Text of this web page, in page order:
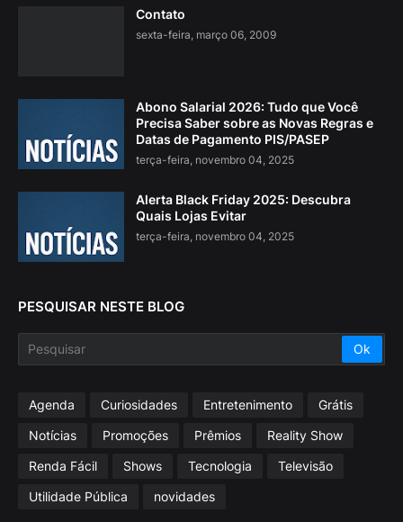
Contato
sexta-feira, março 06, 2009
Abono Salarial 2026: Tudo que Você
Precisa Saber sobre as Novas Regras e
Datas de Pagamento PIS/PASEP
terça-feira, novembro 04, 2025
Alerta Black Friday 2025: Descubra
Quais Lojas Evitar
terça-feira, novembro 04, 2025
PESQUISAR NESTE BLOG
Agenda Curiosidades Entretenimento
Grátis
Notícias
Promoções Prêmios
Reality Show
Renda Fácil
Shows Tecnologia
Televisão
Utilidade Pública
novidades